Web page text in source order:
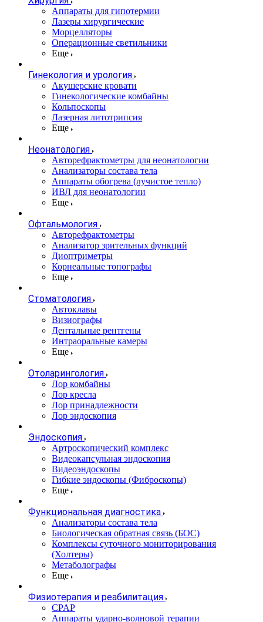
Аппараты для гипотермии
Лазеры хирургические
Морцелляторы
Операционные светильники
Еще
Гинекология и урология
Акушерские кровати
Гинекологические комбайны
Кольпоскопы
Лазерная литотрипсия
Еще
Неонатология
Авторефрактометры для неонатологии
Анализаторы состава тела
Аппараты обогрева (лучистое тепло)
ИВЛ для неонатологии
Еще
Офтальмология
Авторефрактометры
Анализатор зрительных функций
Диоптриметры
Корнеальные топографы
Еще
Стоматология
Автоклавы
Визиографы
Дентальные рентгены
Интраоральные камеры
Еще
Отоларингология
Лор комбайны
Лор кресла
Лор принадлежности
Лор эндоскопия
Эндоскопия
Артроскопический комплекс
Видеокапсульная эндоскопия
Видеоэндоскопы
Гибкие эндоскопы (Фиброcкопы)
Еще
Функциональная диагностика
Анализаторы состава тела
Биологическая обратная связь (БОС)
Комплексы суточного мониторирования
(Холтеры)
Метаболографы
Еще
Физиотерапия и реабилитация
CPAP
Аппараты ударно-волновой терапии